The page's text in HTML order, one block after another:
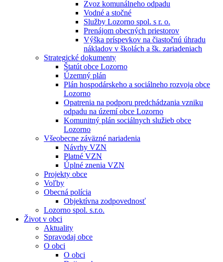
Zvoz komunálneho odpadu
Vodné a stočné
Služby Lozorno spol. s r. o.
Prenájom obecných priestorov
Výška príspevkov na čiastočnú úhradu
nákladov v školách a šk. zariadeniach
Strategické dokumenty
Štatút obce Lozorno
Územný plán
Plán hospodárskeho a sociálneho rozvoja obce
Lozorno
Opatrenia na podporu predchádzania vzniku
odpadu na území obce Lozorno
Komunitný plán sociálnych služieb obce
Lozorno
Všeobecne záväzné nariadenia
Návrhy VZN
Platné VZN
Úplné znenia VZN
Projekty obce
Voľby
Obecná polícia
Objektívna zodpovednosť
Lozorno spol. s.r.o.
Život v obci
Aktuality
Spravodaj obce
O obci
O obci